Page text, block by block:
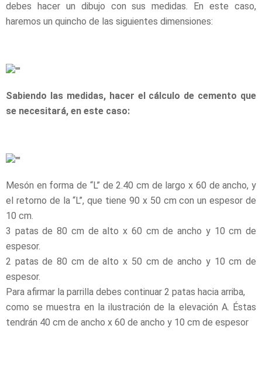
debes hacer un dibujo con sus medidas. En este caso,
haremos un quincho de las siguientes dimensiones:
Sabiendo las medidas, hacer el cálculo de cemento que
se necesitará, en este caso:
Mesón en forma de “L” de 2.40 cm de largo x 60 de ancho, y
el retorno de la “L”, que tiene 90 x 50 cm con un espesor de
10 cm.
3 patas de 80 cm de alto x 60 cm de ancho y 10 cm de
espesor.
2 patas de 80 cm de alto x 50 cm de ancho y 10 cm de
espesor.
Para afirmar la parrilla debes continuar 2 patas hacia arriba,
como se muestra en la ilustración de la elevación A. Éstas
tendrán 40 cm de ancho x 60 de ancho y 10 cm de espesor